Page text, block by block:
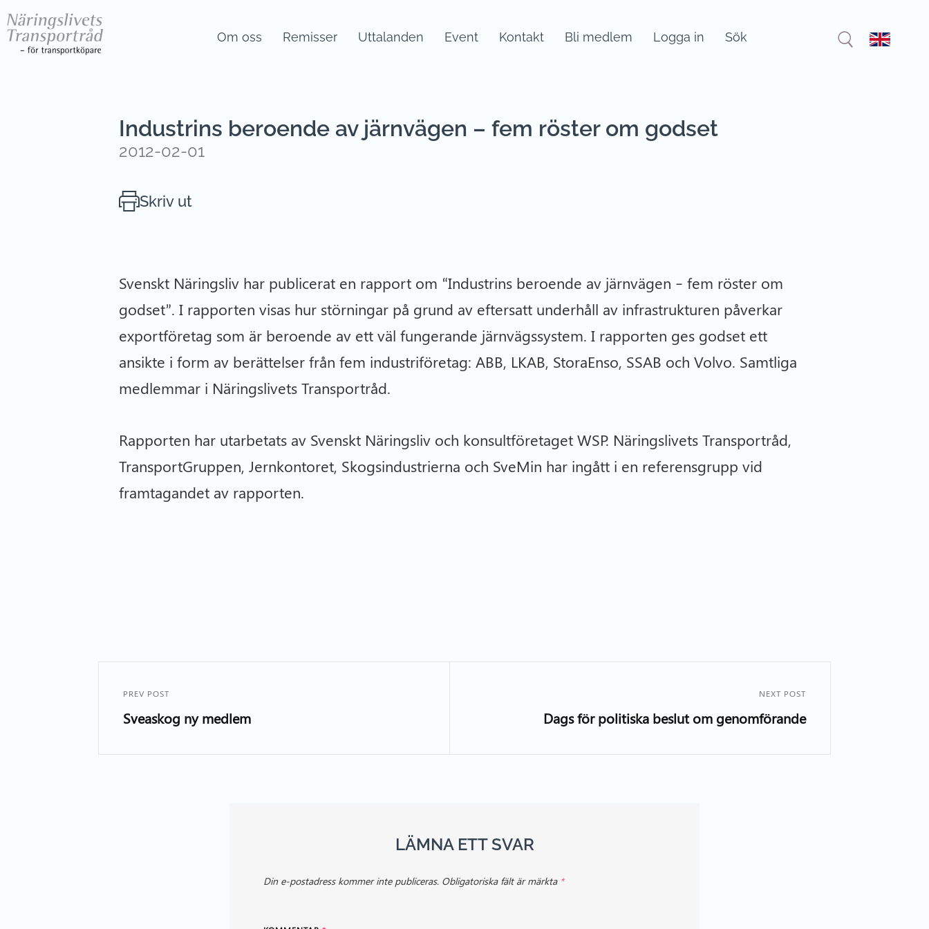
Om oss Remisser Uttalanden Event Kontakt Bli medlem Logga in Sök
Industrins beroende av järnvägen – fem röster om godset
2012-02-01
Skriv ut
Svenskt Näringsliv har publicerat en rapport om “Industrins beroende av järnvägen – fem röster om
godset”. I rapporten visas hur störningar på grund av eftersatt underhåll av infrastrukturen påverkar
exportföretag som är beroende av ett väl fungerande järnvägssystem. I rapporten ges godset ett
ansikte i form av berättelser från fem industriföretag: ABB, LKAB, StoraEnso, SSAB och Volvo. Samtliga
medlemmar i Näringslivets Transportråd.
Rapporten har utarbetats av Svenskt Näringsliv och konsultföretaget WSP. Näringslivets Transportråd,
TransportGruppen, Jernkontoret, Skogsindustrierna och SveMin har ingått i en referensgrupp vid
framtagandet av rapporten.
PREV POST
Sveaskog ny medlem
NEXT POST
Dags för politiska beslut om genomförande
LÄMNA ETT SVAR
Din e-postadress kommer inte publiceras. Obligatoriska fält är märkta *